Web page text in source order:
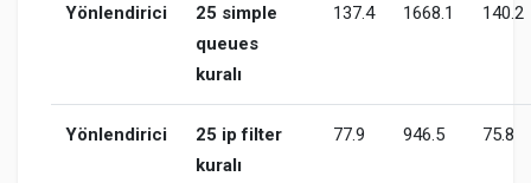
Yönlendirici
25 simple
queues
kuralı
137.4 1668.1 140.2
Yönlendirici
25 ip filter
kuralı
77.9 946.5 75.8